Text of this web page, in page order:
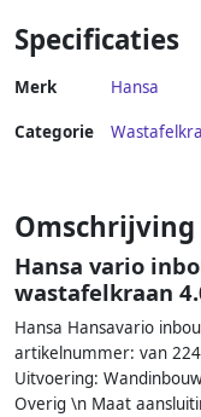
Specificaties
Merk Hansa
Categorie
Omschrijving
Hansa vario
wastafelkraan
Hansa Hansavario
artikelnummer: van
Uitvoering:
Overig \n Maat